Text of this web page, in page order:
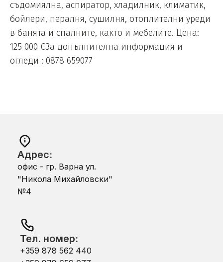
съдомиялна, аспиратор, хладилник, климатик,
бойлери, пералня, сушилня, отоплителни уреди
в банята и спалните, както и мебелите. Цена:
125 000 €За допълнителна информация и
огледи : 0878 659077
Адрес:
офис - гр. Варна ул.
"Никола Михайловски"
№4
Тел. номер:
+359 878 562 440